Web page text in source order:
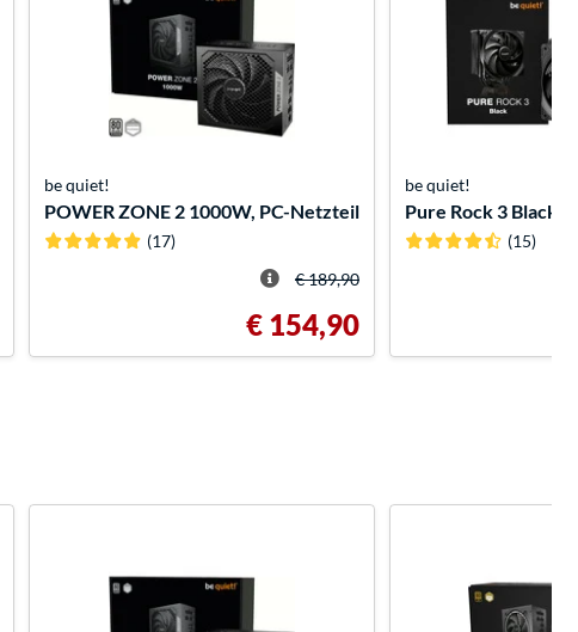
be quiet!
POWER ZONE 2 1000W, PC-Netzteil
(17)
€ 189,90
€ 154,90
be quiet!
Pure Rock 3 Black,
(15)